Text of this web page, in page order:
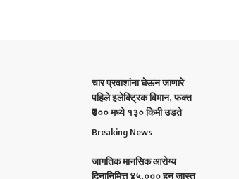
चार प्रवाशांना घेऊन जाणारे
पहिले इलेक्ट्रिक विमान, फक्त
₹७०० मध्ये १३० किमी उडते
Breaking News
जागतिक मानसिक आरोग्य
दिनानिमित्त ४५,००० हून जास्त